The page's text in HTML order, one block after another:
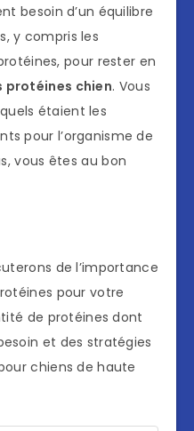
besoin d’un équilibre
y compris les
pour rester en
protéines chien. Vous
étaient les
pour l’organisme de
vous êtes au bon
de l’importance
pour votre
de protéines dont
et des stratégies
chiens de haute